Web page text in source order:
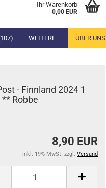
Ihr Warenkorb
0,00 EUR
ÜBER UNS
WEITERE
- Finnland 2024 1
Robbe
8,90 EUR
inkl. 19% MwSt. zzgl. Versand